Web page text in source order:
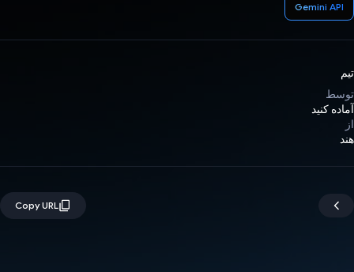
Gemini API
تیم
توسط
آماده کنید
از
هند